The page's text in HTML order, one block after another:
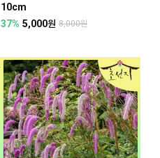
10cm
37% 5,000원 8,000원